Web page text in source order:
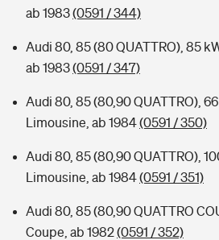
ab 1983(0591 / 344)
Audi 80, 85 (80 QUATTRO), 85
ab 1983(0591 / 347)
Audi 80, 85 (80,90 QUATTRO), 66
Limousine, ab 1984(0591 / 350)
Audi 80, 85 (80,90 QUATTRO),
Limousine, ab 1984(0591 / 351)
Audi 80, 85 (80,90 QUATTRO
Coupe, ab 1982(0591 / 352)